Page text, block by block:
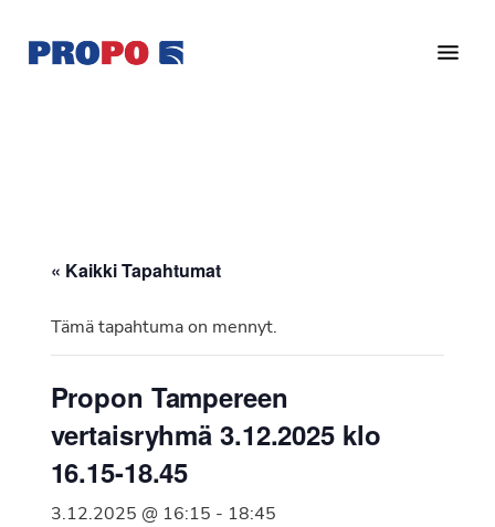
pääsisältöön
alatunnisteeseen
Ry
vuonna
Suomen
Syöpäyhdistyksen
jäsenjärjestö.
« Kaikki Tapahtumat
Tämä tapahtuma on mennyt.
Propon Tampereen
vertaisryhmä 3.12.2025 klo
16.15-18.45
3.12.2025 @ 16:15 - 18:45